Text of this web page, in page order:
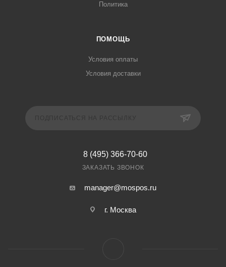
Политика
ПОМОЩЬ
Условия оплаты
Условия доставки
8 (495) 366-70-60
ЗАКАЗАТЬ ЗВОНОК
manager@mospos.ru
г. Москва